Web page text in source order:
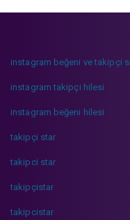
instagram beğeni ve takipçi
instagram takipçi hilesi
instagram beğeni hilesi
takipçi star
takipci star
takipçistar
takipcistar